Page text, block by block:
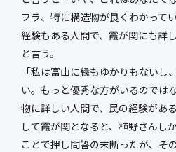
フラ、特に構造物が良くわかって
経験もある人間で、霞が関にも詳
と言う。
「私は富山に縁もゆかりもないし
い。もっと優秀な方がいるのでは
物に詳しい人間で、民の経験があ
して霞が関となると、植野さんし
ことで押し問答の末断ったが、そ